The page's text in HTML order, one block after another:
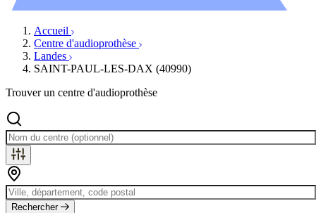
Accueil
Centre d'audioprothèse
Landes
SAINT-PAUL-LES-DAX (40990)
Trouver un centre d'audioprothèse
Rechercher